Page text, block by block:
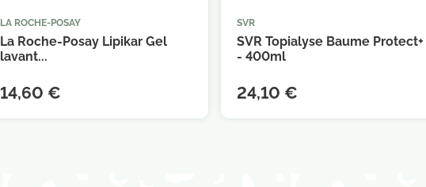
 
LA ROCHE-POSAY
La Roche-Posay Lipikar Gel
lavant...
14,60 €
 
SVR
SVR Topialyse Baume Protect+
- 400ml
24,10 €